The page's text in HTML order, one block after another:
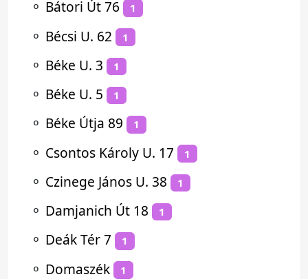
⚬ Bátori Út 76 1
⚬ Bécsi U. 62 1
⚬ Béke U. 3 1
⚬ Béke U. 5 1
⚬ Béke Útja 89 1
⚬ Csontos Károly U. 17 1
⚬ Czinege János U. 38 1
⚬ Damjanich Út 18 1
⚬ Deák Tér 7 1
⚬ Domaszék 1